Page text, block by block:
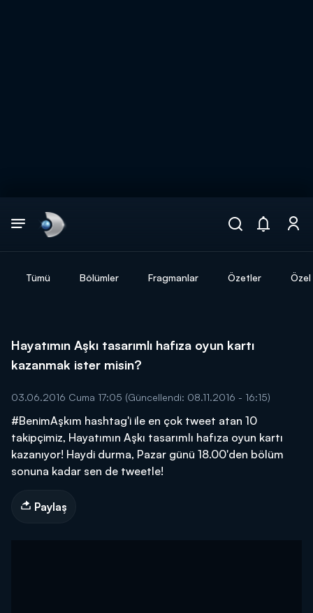
Tümü Bölümler Fragmanlar Özetler
Hayatımın Aşkı tasarımlı hafıza oyun kartı
kazanmak ister misin?
03.06.2016 Cuma 17:05 (Güncellendi: 08.11.2016 - 16:15)
#BenimAşkım hashtag'i ile en çok tweet atan 10
takipçimiz, Hayatımın Aşkı tasarımlı hafıza oyun kartı
kazanıyor! Haydi durma, Pazar günü 18.00'den bölüm
sonuna kadar sen de tweetle!
Paylaş